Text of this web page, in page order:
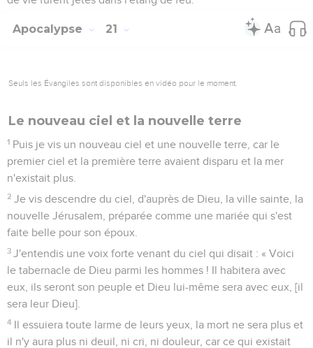
Apocalypse 21
Seuls les Évangiles sont disponibles en vidéo pour le moment.
Le nouveau ciel et la nouvelle terre
1 Puis je vis un nouveau ciel et une nouvelle terre, car le
premier ciel et la première terre avaient disparu et la mer
n'existait plus.
2 Je vis descendre du ciel, d'auprès de Dieu, la ville sainte, la
nouvelle Jérusalem, préparée comme une mariée qui s'est
faite belle pour son époux.
3 J'entendis une voix forte venant du ciel qui disait : « Voici
le tabernacle de Dieu parmi les hommes ! Il habitera avec
eux, ils seront son peuple et Dieu lui-même sera avec eux, [il
sera leur Dieu].
4 Il essuiera toute larme de leurs yeux, la mort ne sera plus et
il n'y aura plus ni deuil, ni cri, ni douleur, car ce qui existait